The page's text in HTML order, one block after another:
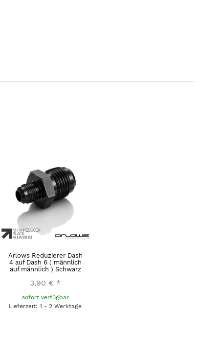
Arlows Reduzierer Dash
4 auf Dash 6 ( männlich
auf männlich ) Schwarz
3,90 € *
sofort verfügbar
Lieferzeit: 1 - 2 Werktage